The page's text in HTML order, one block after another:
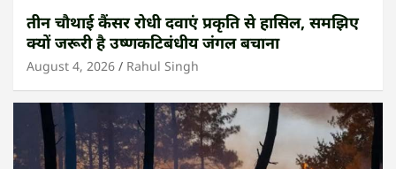
तीन चौथाई कैंसर रोधी दवाएं प्रकृति से हासिल, समझिए
क्यों जरूरी है उष्णकटिबंधीय जंगल बचाना
August 4, 2026 Rahul Singh